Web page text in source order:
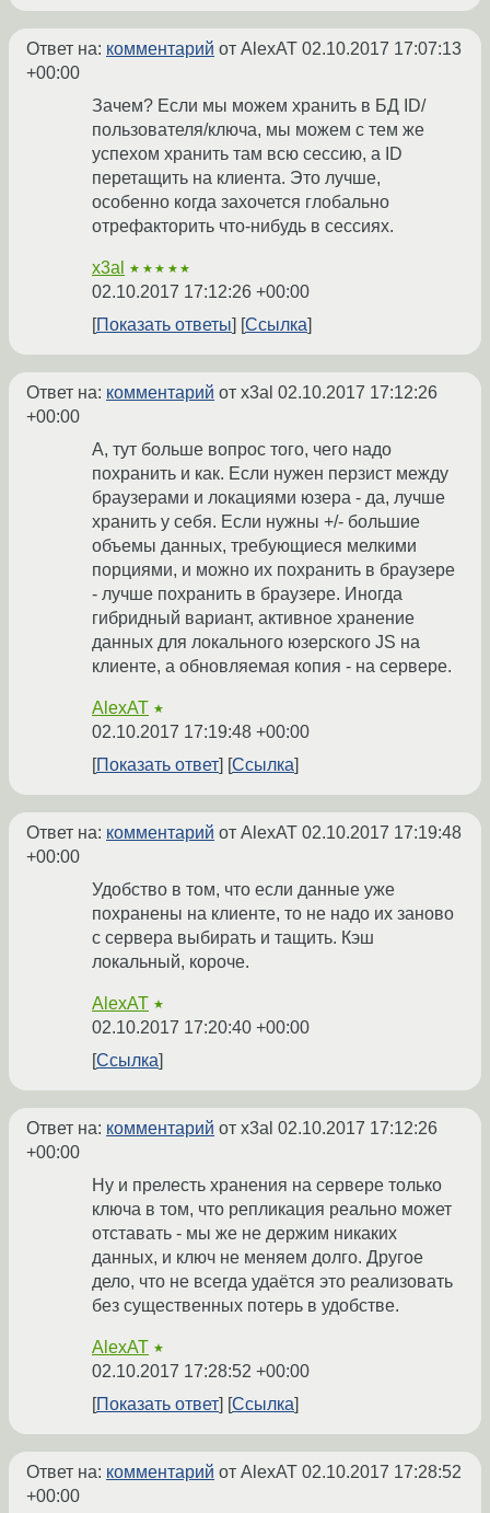
Ответ на: комментарий от AlexAT 02.10.2017 17:07:13
+00:00
Зачем? Если мы можем хранить в БД ID/
пользователя/ключа, мы можем с тем же
успехом хранить там всю сессию, а ID
перетащить на клиента. Это лучше,
особенно когда захочется глобально
отрефакторить что-нибудь в сессиях.
x3al ★★★★★
02.10.2017 17:12:26 +00:00
Показать ответы
Ссылка
Ответ на: комментарий от x3al 02.10.2017 17:12:26
+00:00
А, тут больше вопрос того, чего надо
похранить и как. Если нужен перзист между
браузерами и локациями юзера - да, лучше
хранить у себя. Если нужны +/- большие
объемы данных, требующиеся мелкими
порциями, и можно их похранить в браузере
- лучше похранить в браузере. Иногда
гибридный вариант, активное хранение
данных для локального юзерского JS на
клиенте, а обновляемая копия - на сервере.
AlexAT ★
02.10.2017 17:19:48 +00:00
Показать ответ
Ссылка
Ответ на: комментарий от AlexAT 02.10.2017 17:19:48
+00:00
Удобство в том, что если данные уже
похранены на клиенте, то не надо их заново
с сервера выбирать и тащить. Кэш
локальный, короче.
AlexAT ★
02.10.2017 17:20:40 +00:00
Ссылка
Ответ на: комментарий от x3al 02.10.2017 17:12:26
+00:00
Ну и прелесть хранения на сервере только
ключа в том, что репликация реально может
отставать - мы же не держим никаких
данных, и ключ не меняем долго. Другое
дело, что не всегда удаётся это реализовать
без существенных потерь в удобстве.
AlexAT ★
02.10.2017 17:28:52 +00:00
Показать ответ
Ссылка
Ответ на: комментарий от AlexAT 02.10.2017 17:28:52
+00:00